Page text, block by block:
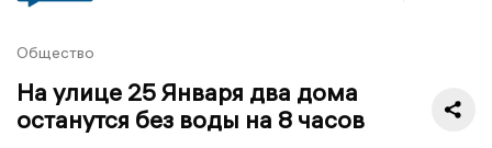
Общество
На улице 25 Января два дома
останутся без воды на 8 часов